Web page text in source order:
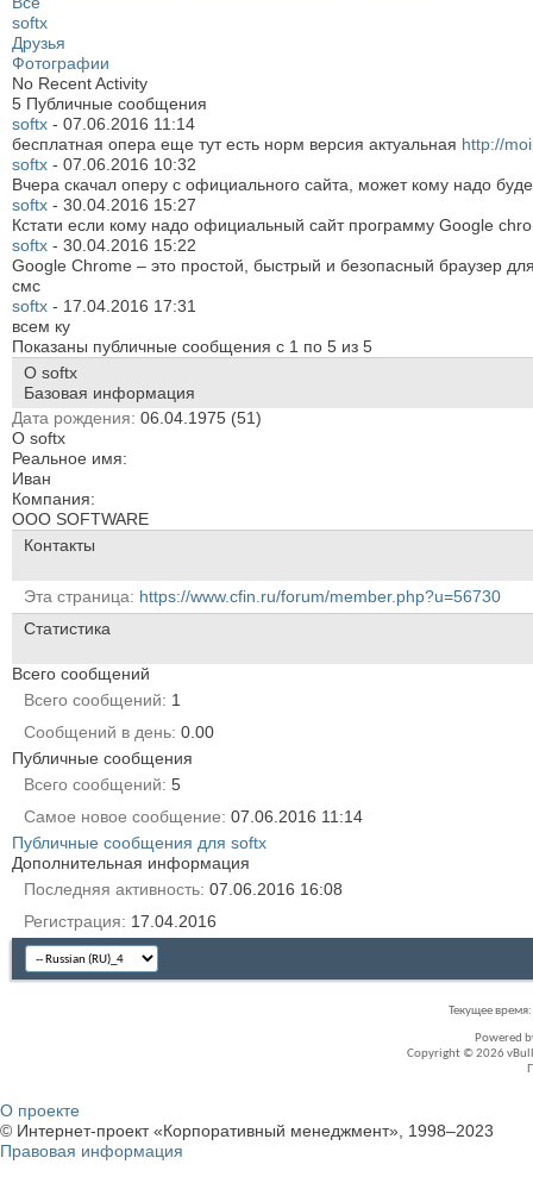
softx
Друзья
Фотографии
No Recent Activity
5 Публичные сообщения
softx - 07.06.2016 11:14
бесплатная опера еще тут есть норм версия актуальная http://
softx - 07.06.2016 10:32
Вчера скачал оперу с официального сайта, может кому надо
softx - 30.04.2016 15:27
Кстати если кому надо официальный сайт программу Google
softx - 30.04.2016 15:22
Google Chrome – это простой, быстрый и безопасный браузер
смс
softx - 17.04.2016 17:31
всем ку
Показаны публичные сообщения с 1 по 5 из 5
О softx
Базовая информация
Дата рождения 06.04.1975 (51)
О softx
Реальное имя:
Иван
Компания:
ООО SOFTWARE
Контакты
Эта страница
https://www.cfin.ru/forum/member.php?u=56730
Статистика
Всего сообщений
Всего сообщений
1
Сообщений в день 0.00
Публичные сообщения
Всего сообщений 5
Самое новое сообщение 07.06.2016 11:14
Публичные сообщения для softx
Дополнительная информация
Последняя активность 07.06.2016 16:08
Регистрация
17.04.2016
Текущее время:
Powered
Copyright © 2026
О проекте
© Интернет-проект «Корпоративный менеджмент», 1998–2023
Правовая информация